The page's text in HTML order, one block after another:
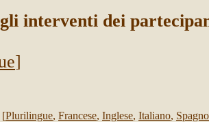
interventi dei
]
[Plurilingue, Francese, Inglese, Italiano,